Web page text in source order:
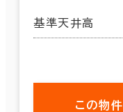
基準天井高
この物